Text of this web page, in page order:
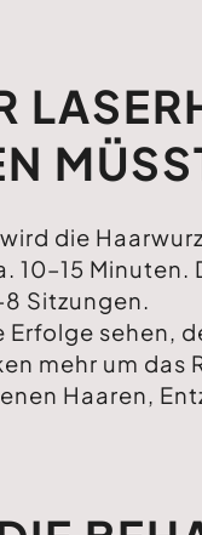
die
Sitzungen.
sehen,
mehr um
Haaren,